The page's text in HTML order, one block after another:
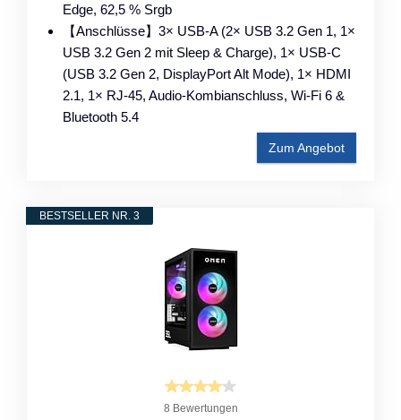
Edge, 62,5 % Srgb
【Anschlüsse】3× USB-A (2× USB 3.2 Gen 1, 1×
USB 3.2 Gen 2 mit Sleep & Charge), 1× USB-C
(USB 3.2 Gen 2, DisplayPort Alt Mode), 1× HDMI
2.1, 1× RJ-45, Audio-Kombianschluss, Wi-Fi 6 &
Bluetooth 5.4
Zum Angebot
BESTSELLER NR. 3
8 Bewertungen